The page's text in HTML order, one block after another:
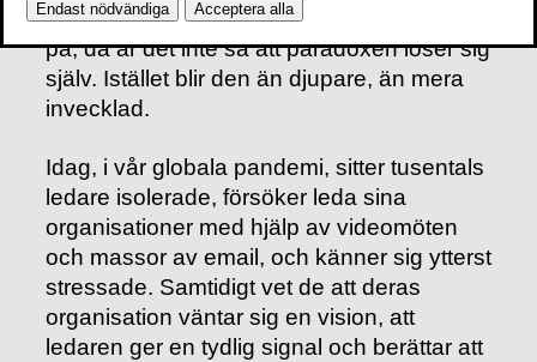
och hitta en riktning samt något att hoppas
på, då är det inte så att paradoxen löser sig
själv. Istället blir den än djupare, än mera
invecklad.
Idag, i vår globala pandemi, sitter tusentals
ledare isolerade, försöker leda sina
organisationer med hjälp av videomöten
och massor av email, och känner sig ytterst
stressade. Samtidigt vet de att deras
organisation väntar sig en vision, att
ledaren ger en tydlig signal och berättar att
Endast nödvändiga Acceptera alla